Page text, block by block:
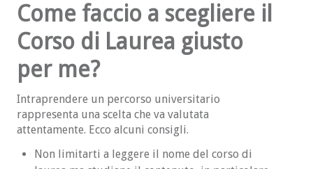
Il termine "Informatica"
Esperienze ed approfondimenti
STUDIA CON NOI
Scelta del corso di laurea
Lauree Triennali in area Informatica
Come faccio a scegliere il
Corso di Laurea giusto
per me?
Intraprendere un percorso universitario
rappresenta una scelta che va valutata
attentamente. Ecco alcuni consigli.
Non limitarti a leggere il nome del corso di